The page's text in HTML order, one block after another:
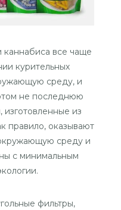
все чаще
курительных
среду, и
не последнюю
из
правило, оказывают
среду и
с минимальным
фильтры,